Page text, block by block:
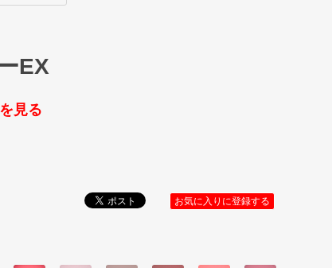
EX
見る
お気に入りに登録する